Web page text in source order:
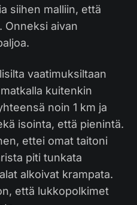
siihen malliin, että
Onneksi aivan
vaatimuksiltaan
kuitenkin
noin 1 km ja
isointa, että pienintä.
ettei omat taitoni
piti tunkata
alkoivat krampata.
että lukkopolkimet